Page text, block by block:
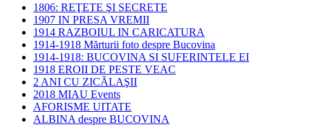
1806: REŢETE ŞI SECRETE
1907 IN PRESA VREMII
1914 RAZBOIUL IN CARICATURA
1914-1918 Mărturii foto despre Bucovina
1914-1918: BUCOVINA SI SUFERINTELE EI
1918 EROII DE PESTE VEAC
2 ANI CU ZICĂLAŞII
2018 MIAU Events
AFORISME UITATE
ALBINA despre BUCOVINA